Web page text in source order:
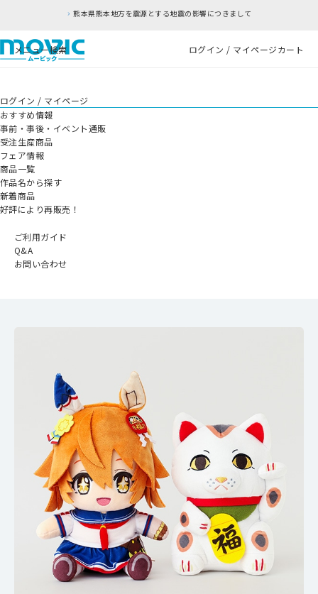
熊本県熊本地方を震源とする地震の影響につきまして
メニュー検索 ログイン / マイページカート
ログイン / マイページ
おすすめ情報
事前・事後・イベント通販
受注生産商品
フェア情報
商品一覧
作品名から探す
新着商品
好評により再販売！
ご利用ガイド
Q&A
お問い合わせ